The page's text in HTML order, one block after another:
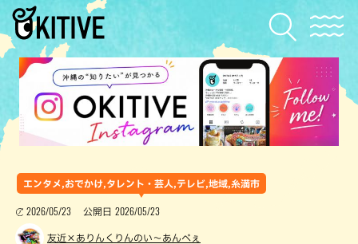
エンタメ,おでかけ,タレント・芸人,テレビ,地域,糸満市
2026/05/23 公開日 2026/05/23
友近×ありんくりんのい～あんべぇ